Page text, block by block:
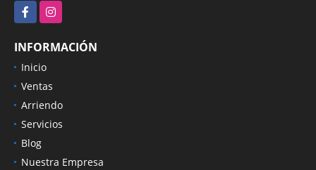
FacebookInstagram
INFORMACIÓN
Inicio
Ventas
Arriendo
Servicios
Blog
Nuestra Empresa